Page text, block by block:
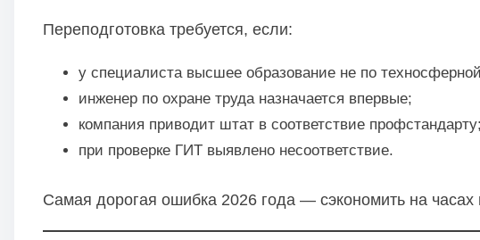
Переподготовка требуется, если:
у специалиста высшее образование не по
инженер по охране труда назначается впервые;
компания приводит штат в соответствие профстандарту;
при проверке ГИТ выявлено несоответствие.
Самая дорогая ошибка 2026 года — сэкономить на часах